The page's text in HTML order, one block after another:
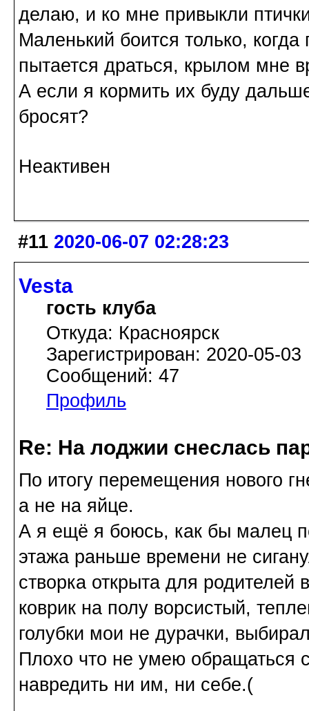
делаю, и ко мне привыкли
Маленький боится только, когда
пытается драться, крылом мне
А если я кормить их буду
бросят?
Неактивен
#11 2020-06-07 02:28:23
Vesta
гость клуба
Откуда: Красноярск
Зарегистрирован: 2020-05-03
Сообщений: 47
Профиль
Re: На лоджии снеслась
По итогу перемещения нового
а не на яйце.
А я ещё я боюсь, как бы малец
этажа раньше времени не
створка открыта для родителей
коврик на полу ворсистый,
голубки мои не дурачки,
Плохо что не умею обращаться
навредить ни им, ни себе.(